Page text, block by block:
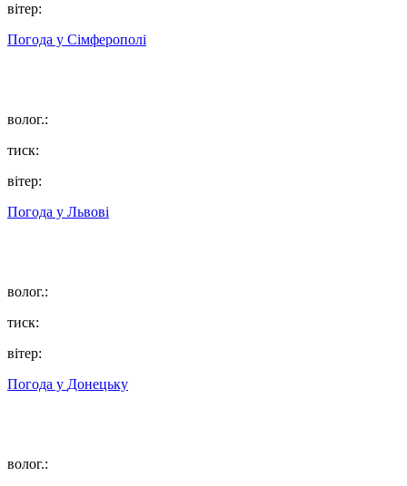
вітер:
Погода у Сімферополі
волог.:
тиск:
вітер:
Погода у Львові
волог.:
тиск:
вітер:
Погода у Донецьку
волог.: